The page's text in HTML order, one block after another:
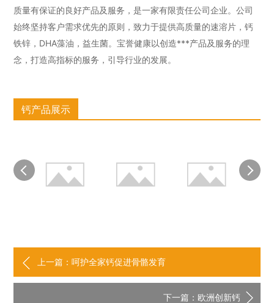
质量有保证的良好产品及服务，是一家有限责任公司企业。公司
始终坚持客户需求优先的原则，致力于提供高质量的速溶片，钙
铁锌，DHA藻油，益生菌。宝誉健康以创造***产品及服务的理
念，打造高指标的服务，引导行业的发展。
钙产品展示
上一篇：呵护全家钙促进骨骼发育
下一篇：欧洲创新钙